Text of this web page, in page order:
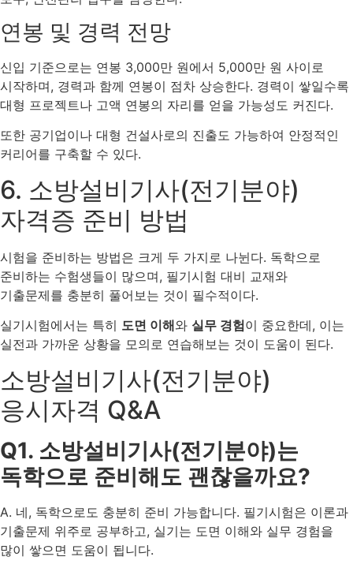
연봉 및 경력 전망
신입 기준으로는 연봉 3,000만 원에서 5,000만 원 사이로
시작하며, 경력과 함께 연봉이 점차 상승한다. 경력이 쌓일수록
대형 프로젝트나 고액 연봉의 자리를 얻을 가능성도 커진다.
또한 공기업이나 대형 건설사로의 진출도 가능하여 안정적인
커리어를 구축할 수 있다.
6. 소방설비기사(전기분야)
자격증 준비 방법
시험을 준비하는 방법은 크게 두 가지로 나뉜다. 독학으로
준비하는 수험생들이 많으며, 필기시험 대비 교재와
기출문제를 충분히 풀어보는 것이 필수적이다.
실기시험에서는 특히 도면 이해와 실무 경험이 중요한데, 이는
실전과 가까운 상황을 모의로 연습해보는 것이 도움이 된다​.
소방설비기사(전기분야)
응시자격 Q&A
Q1. 소방설비기사(전기분야)는
독학으로 준비해도 괜찮을까요?
A. 네, 독학으로도 충분히 준비 가능합니다. 필기시험은 이론과
기출문제 위주로 공부하고, 실기는 도면 이해와 실무 경험을
많이 쌓으면 도움이 됩니다.